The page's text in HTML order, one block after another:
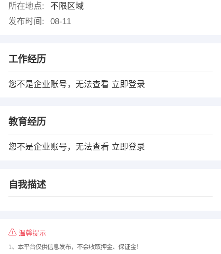
所在地点:
不限区域
发布时间:
08-11
工作经历
您不是企业账号，无法查看 立即登录
教育经历
您不是企业账号，无法查看 立即登录
自我描述
温馨提示
1、本平台仅供信息发布，不会收取押金、保证金！